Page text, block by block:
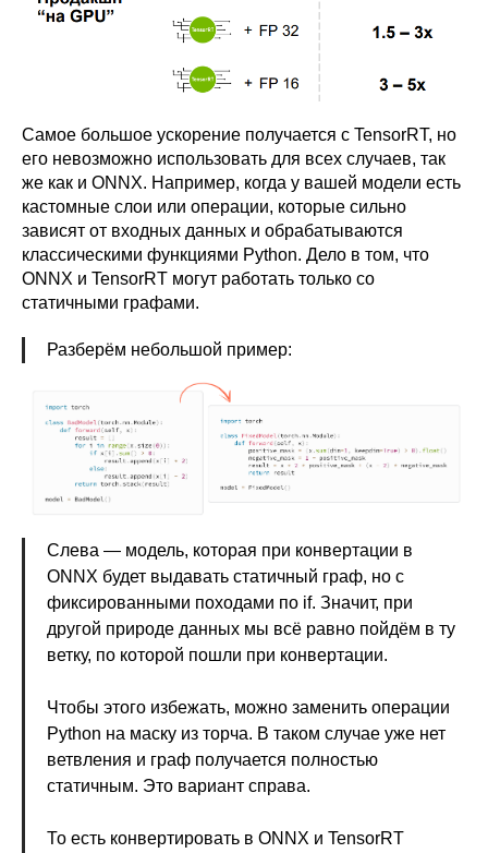
Самое большое ускорение получается с TensorRT, но
его невозможно использовать для всех случаев, так
же как и ONNX. Например, когда у вашей модели есть
кастомные слои или операции, которые сильно
зависят от входных данных и обрабатываются
классическими функциями Python. Дело в том, что
ONNX и TensorRT могут работать только со
статичными графами.
Разберём небольшой пример:
Слева — модель, которая при конвертации в
ONNX будет выдавать статичный граф, но с
фиксированными походами по if. Значит, при
другой природе данных мы всё равно пойдём в ту
ветку, по которой пошли при конвертации.
Чтобы этого избежать, можно заменить операции
Python на маску из торча. В таком случае уже нет
ветвления и граф получается полностью
статичным. Это вариант справа.
То есть конвертировать в ONNX и TensorRT